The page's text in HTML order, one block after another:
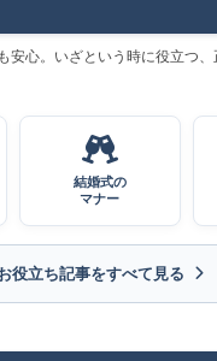
安心。いざという時に役立つ
結婚式の
マナー
役立ち記事をすべて見る